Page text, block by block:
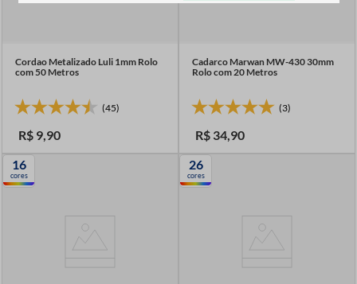
Cordao Metalizado Luli 1mm Rolo
com 50 Metros
(45)
R$ 9,90
Cadarco Marwan MW-430 30mm
Rolo com 20 Metros
(3)
R$ 34,90
16
cores
26
cores